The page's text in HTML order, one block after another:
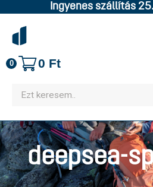
Ingyenes szállítás
0 0 Ft
deepsea-